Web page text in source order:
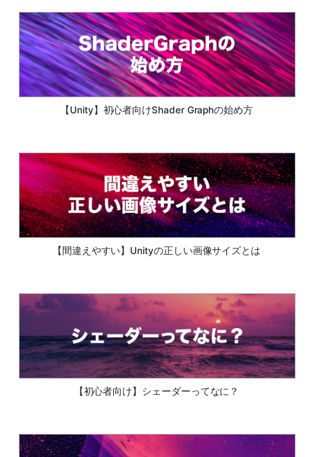
【Unity】初心者向けShader Graphの始め方
【間違えやすい】Unityの正しい画像サイズとは
【初心者向け】シェーダーってなに？